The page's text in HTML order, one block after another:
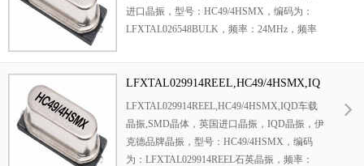
进口晶振，型号：HC49/4HSMX，编码为：
LFXTAL026548BULK，频率：24MHz，频率
电容：18pF，工作温度范围：-20℃至+70℃，
小体积晶振尺寸：11.4x3.8mm封装，两脚贴片
晶振，椭圆形晶振，石英晶体，无源晶振，
SMD晶振，石英晶体谐振器。具有超小型，轻
薄型，高质量，高性能，高可靠性等特点。应
用于：通讯设备晶振，蓝牙模块晶振，安防设
LFXTAL029914REEL,HC49/4HSMX,IQ
D车载晶振,SMD晶体
LFXTAL029914REEL,HC49/4HSMX,IQD车载
晶振,SMD晶体，英国进口晶振，IQD晶振，伊
克德品牌晶振，型号：HC49/4HSMX，编码
为：LFXTAL029914REEL石英晶振，频率：